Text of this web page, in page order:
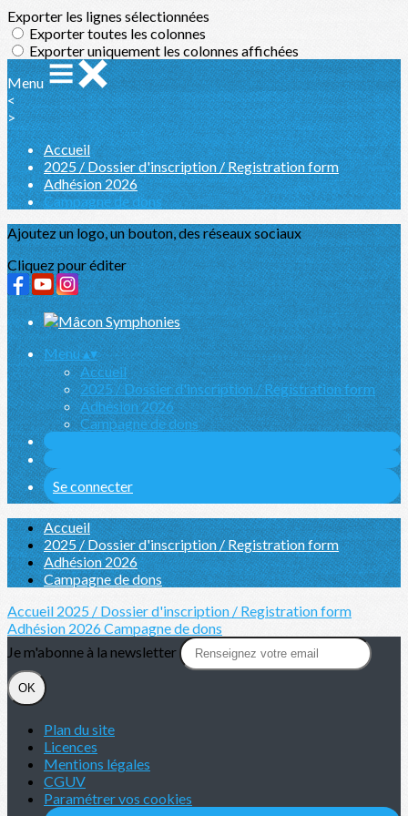
Exporter les lignes sélectionnées
Exporter toutes les colonnes
Exporter uniquement les colonnes affichées
Menu
<
>
Accueil
2025 / Dossier d'inscription / Registration form
Adhésion 2026
Campagne de dons
Ajoutez un logo, un bouton, des réseaux sociaux
Cliquez pour éditer
Menu▴▾
Accueil
2025 / Dossier d'inscription / Registration form
Adhésion 2026
Campagne de dons
Se connecter
Accueil
2025 / Dossier d'inscription / Registration form
Adhésion 2026
Campagne de dons
Accueil 2025 / Dossier d'inscription / Registration form
Adhésion 2026Campagne de dons
Je m'abonne à la newsletter
OK
Plan du site
Licences
Mentions légales
CGUV
Paramétrer vos cookies